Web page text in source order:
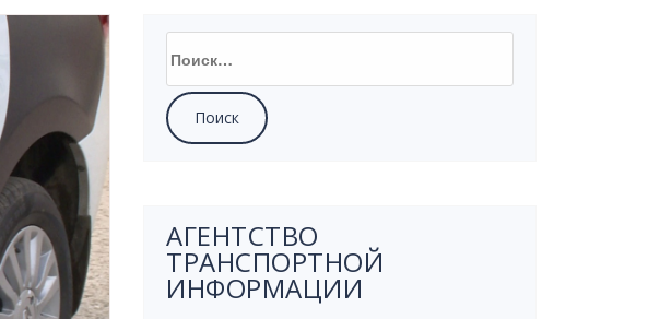
АГЕНТСТВО
ТРАНСПОРТНОЙ
ИНФОРМАЦИИ